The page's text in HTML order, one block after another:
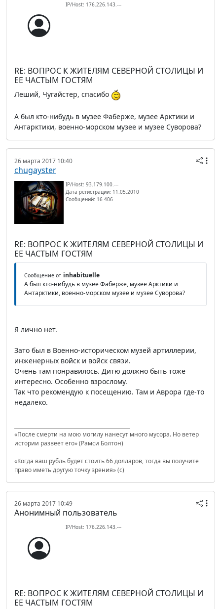
IP/Host: 176.226.143.---
RE: ВОПРОС К ЖИТЕЛЯМ СЕВЕРНОЙ СТОЛИЦЫ И
ЕЕ ЧАСТЫМ ГОСТЯМ
Леший, Чугайстер, спасибо
А был кто-нибудь в музее Фаберже, музее Арктики и
Антарктики, военно-морском музее и музее Суворова?
26 марта 2017 10:40
chugayster
IP/Host: 93.179.100.---
Дата регистрации: 11.05.2010
Сообщений: 16 406
RE: ВОПРОС К ЖИТЕЛЯМ СЕВЕРНОЙ СТОЛИЦЫ И
ЕЕ ЧАСТЫМ ГОСТЯМ
Сообщение от inhabituelle
А был кто-нибудь в музее Фаберже, музее Арктики и
Антарктики, военно-морском музее и музее Суворова?
Я лично нет.
Зато был в Военно-историческом музей артиллерии,
инженерных войск и войск связи.
Очень там понравилось. Дитю должно быть тоже
интересно. Особенно взрослому.
Так что рекомендую к посещению. Там и Аврора где-то
недалеко.
«После смерти на мою могилу нанесут много мусора. Но ветер
истории развеет его» (Рамси Болтон)
«Когда ваш рубль будет стоить 66 долларов, тогда вы получите
право иметь другую точку зрения» (с)
26 марта 2017 10:49
Анонимный пользователь
IP/Host: 176.226.143.---
RE: ВОПРОС К ЖИТЕЛЯМ СЕВЕРНОЙ СТОЛИЦЫ И
ЕЕ ЧАСТЫМ ГОСТЯМ